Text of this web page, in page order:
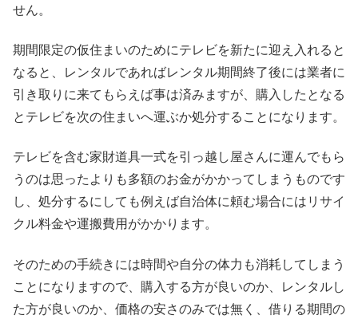
せん。
期間限定の仮住まいのためにテレビを新たに迎え入れると
なると、レンタルであればレンタル期間終了後には業者に
引き取りに来てもらえば事は済みますが、購入したとなる
とテレビを次の住まいへ運ぶか処分することになります。
テレビを含む家財道具一式を引っ越し屋さんに運んでもら
うのは思ったよりも多額のお金がかかってしまうものです
し、処分するにしても例えば自治体に頼む場合にはリサイ
クル料金や運搬費用がかかります。
そのための手続きには時間や自分の体力も消耗してしまう
ことになりますので、購入する方が良いのか、レンタルし
た方が良いのか、価格の安さのみでは無く、借りる期間の